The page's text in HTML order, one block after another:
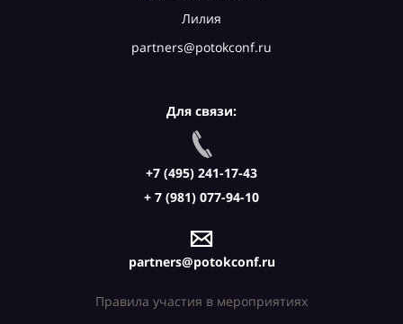
Лилия
partners@potokconf.ru
Для связи:
+7 (495) 241-17-43
+ 7 (981) 077-94-10
partners@potokconf.ru
Правила участия в мероприятиях